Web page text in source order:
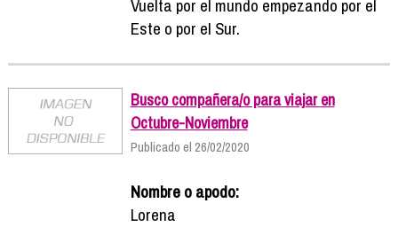
Vuelta por el mundo empezando por el
Este o por el Sur.
Busco compañera/o para viajar en
Octubre-Noviembre
Publicado el 26/02/2020
Nombre o apodo:
Lorena